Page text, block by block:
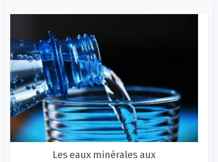
Les eaux minérales aux